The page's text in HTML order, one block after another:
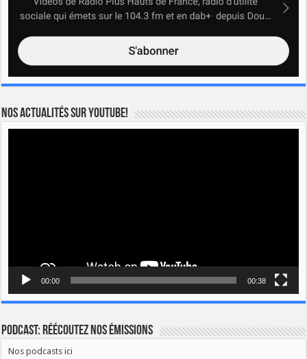
Nos actualités sur YOUTUBE!
00:00 00:38
Podcast: Réécoutez nos émissions
Nos podcasts ici